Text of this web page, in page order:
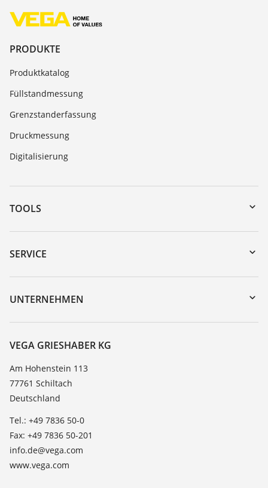
PRODUKTE
Produktkatalog
Füllstandmessung
Grenzstanderfassung
Druckmessung
Digitalisierung
TOOLS
Download-Center
Gerätesuche (Seriennummer)
DTM Collection/PACTware
SERVICE
Geräterücksendung
Trainings
TeamViewer
UNTERNEHMEN
Karriere
Über VEGA
Kontakt
News
Presse
Blog
VEGA GRIESHABER KG
Am Hohenstein 113
77761 Schiltach
Deutschland
Tel.: +49 7836 50-0
Fax: +49 7836 50-201
info.de@vega.com
www.vega.com